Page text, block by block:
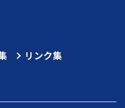
リンク集